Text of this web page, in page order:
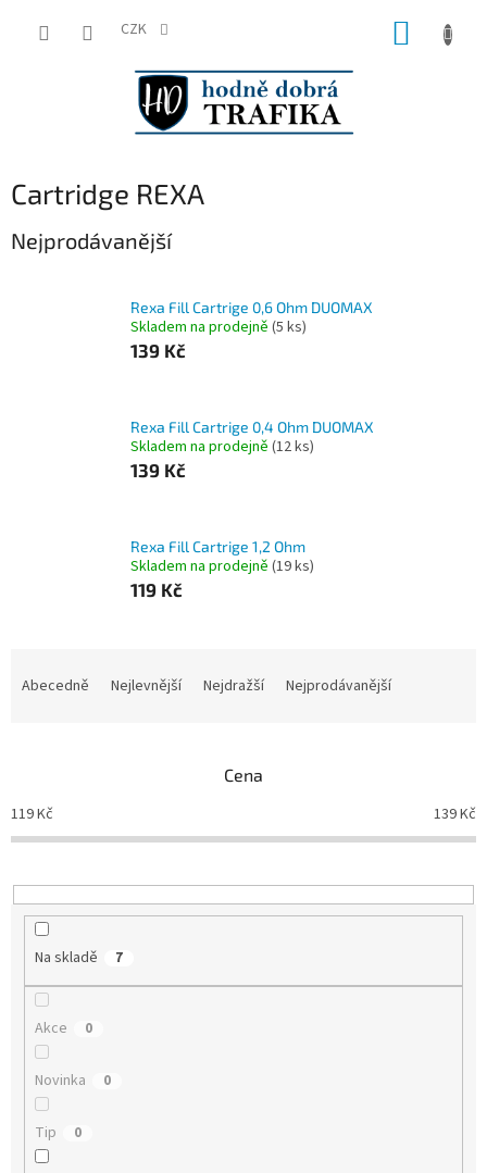
CZK
Cartridge REXA
Nejprodávanější
Rexa Fill Cartrige 0,6 Ohm DUOMAX
Skladem na prodejně (5 ks)
139 Kč
Rexa Fill Cartrige 0,4 Ohm DUOMAX
Skladem na prodejně (12 ks)
139 Kč
Rexa Fill Cartrige 1,2 Ohm
Skladem na prodejně (19 ks)
119 Kč
p
r
o
u
Abecedně Nejlevnější Nejdražší Nejprodávanější
Cena
119Kč 139Kč
Na skladě 7
Akce 0
Novinka 0
Tip 0